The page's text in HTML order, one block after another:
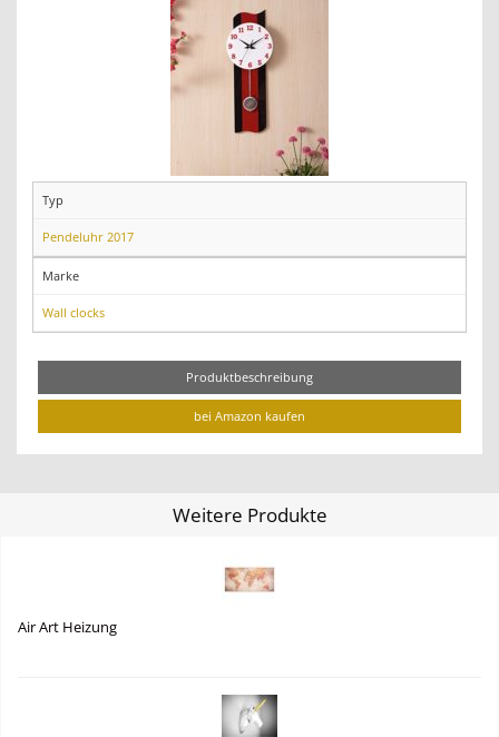
Typ
Pendeluhr 2017
Marke
Wall clocks
Produktbeschreibung
bei Amazon kaufen
Weitere Produkte
Air Art Heizung